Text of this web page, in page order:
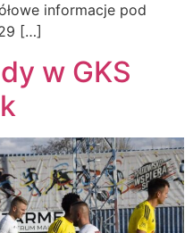
informacje pod
[…]
w GKS